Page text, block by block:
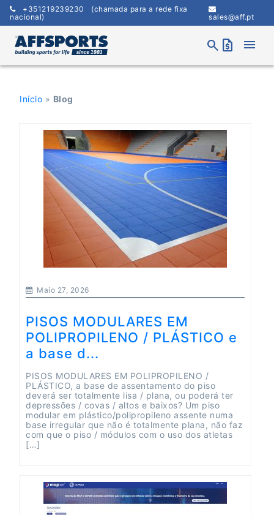
Skip
content
+351219239230 (chamada para a rede fixa
nacional)
sales@aff.pt
search request_quote menu
Início » Blog
Maio 27, 2026
PISOS MODULARES EM
POLIPROPILENO / PLÁSTICO e
a base d...
PISOS MODULARES EM POLIPROPILENO /
PLÁSTICO, a base de assentamento do piso
deverá ser totalmente lisa / plana, ou poderá ter
depressões / covas / altos e baixos? Um piso
modular em plástico/polipropileno assente numa
base irregular que não é totalmente plana, não faz
com que o piso / módulos com o uso dos atletas
[…]